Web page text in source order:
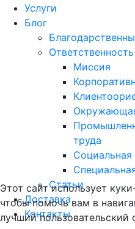
Услуги
Блог
Ответственность
Миссия
труда
Социальная
Статьи
Доставка
Контакты
Этот сайт использует
чтобы помочь вам в
лучший пользовательский